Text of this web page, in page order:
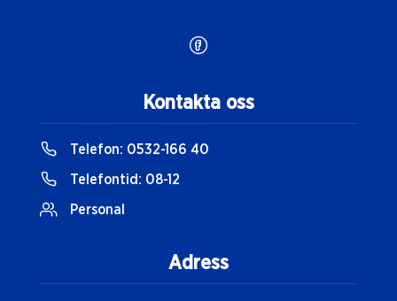
Kontakta oss
Telefon: 0532-166 40
Telefontid: 08-12
Personal
Adress